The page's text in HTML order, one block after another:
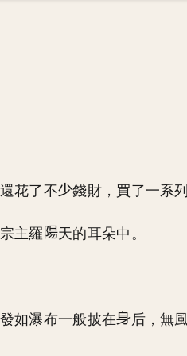
花了不 錢財，買了一系
主羅 天的耳朵中。
如瀑布一般披在 后，無